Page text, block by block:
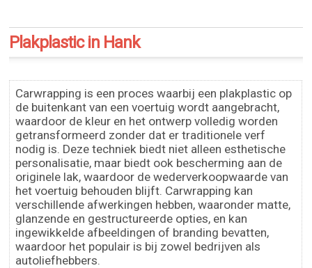
Plakplastic in Hank
Carwrapping is een proces waarbij een plakplastic op
de buitenkant van een voertuig wordt aangebracht,
waardoor de kleur en het ontwerp volledig worden
getransformeerd zonder dat er traditionele verf
nodig is. Deze techniek biedt niet alleen esthetische
personalisatie, maar biedt ook bescherming aan de
originele lak, waardoor de wederverkoopwaarde van
het voertuig behouden blijft. Carwrapping kan
verschillende afwerkingen hebben, waaronder matte,
glanzende en gestructureerde opties, en kan
ingewikkelde afbeeldingen of branding bevatten,
waardoor het populair is bij zowel bedrijven als
autoliefhebbers.